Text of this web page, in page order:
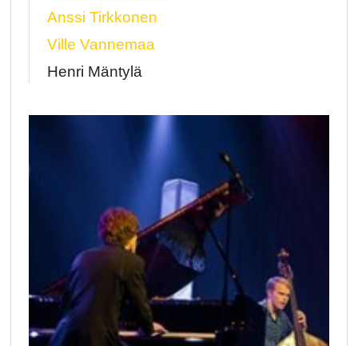
Anssi Tirkkonen
Ville Vannemaa
Henri Mäntylä